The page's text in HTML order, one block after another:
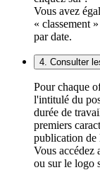
Vous avez
« classement
par date.
4. Consulter
Pour chaque
l'intitulé du
durée de
premiers
publication de
Vous accédez
ou sur le logo